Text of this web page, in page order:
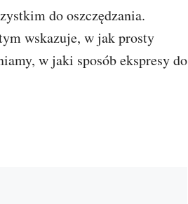
do oszczędzania.
wskazuje, w jak prosty
w jaki sposób ekspresy do